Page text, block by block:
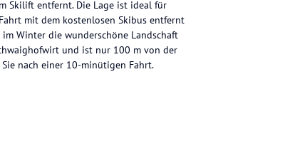
Skilift entfernt. Die Lage ist ideal für
mit dem kostenlosen Skibus entfernt
Winter die wunderschöne Landschaft
und ist nur 100 m von der
nach einer 10-minütigen Fahrt.
was Sie für einen komfortablen Aufenthalt